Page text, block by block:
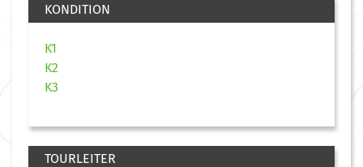
KONDITION
K1
K2
K3
TOURLEITER